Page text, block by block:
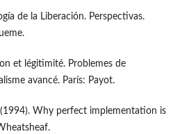
de la Liberación. Perspectivas.
et légitimité. Problemes de
avancé. París: Payot.
Why perfect implementation is